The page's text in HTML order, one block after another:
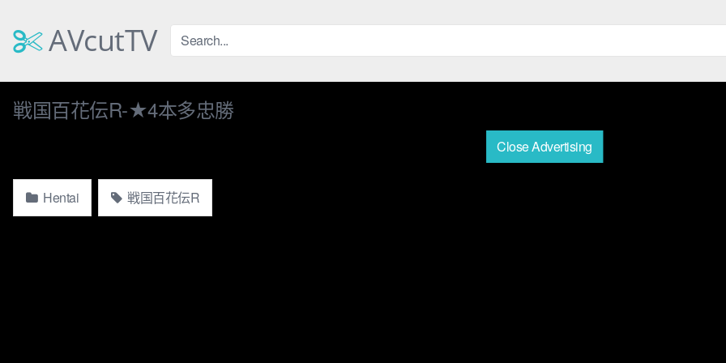
contentAVcutTV
戦国百花伝R-★4本多忠勝
Close Advertising
Hentai 戦国百花伝R